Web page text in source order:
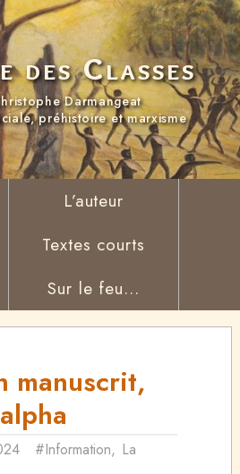
des Classes
Darmangeat
préhistoire et marxisme
L’auteur
Textes courts
Sur le feu...
manuscrit,
#Information, La